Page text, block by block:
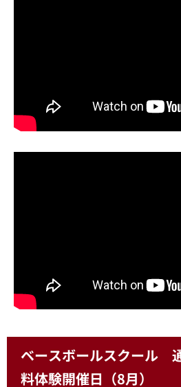
ベースボールスクール
料体験開催日（8月）